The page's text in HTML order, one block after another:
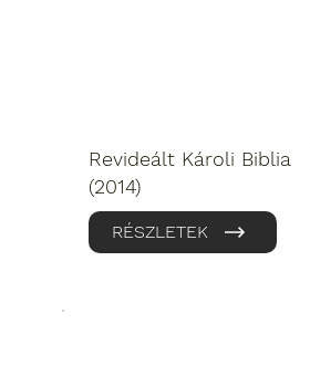
Revideált Károli Biblia
(2014)
RÉSZLETEK